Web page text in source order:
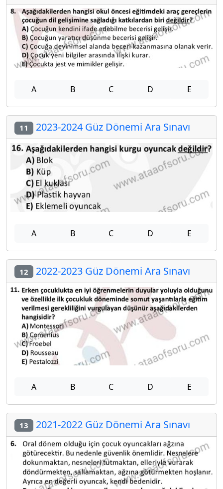
A B C D E
11 2023-2024 Güz Dönemi Ara Sınavı
A B C D E
12 2022-2023 Güz Dönemi Ara Sınavı
A B C D E
13 2021-2022 Güz Dönemi Ara Sınavı